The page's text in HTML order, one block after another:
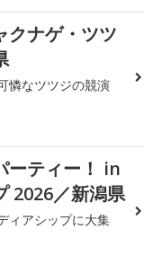
クナゲ・ツツ
憐なツツジの競演
ーティー！ in
2026／新潟県
ィアシップに大集